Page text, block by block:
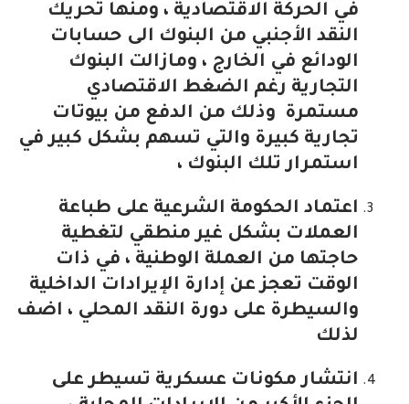
في الحركة الاقتصادية ، ومنها تحريك
النقد الأجنبي من البنوك الى حسابات
الودائع في الخارج ، ومازالت البنوك
التجارية رغم الضغط الاقتصادي
مستمرة وذلك من الدفع من بيوتات
تجارية كبيرة والتي تسهم بشكل كبير في
استمرار تلك البنوك ،
اعتماد الحكومة الشرعية على طباعة
العملات بشكل غير منطقي لتغطية
حاجتها من العملة الوطنية ، في ذات
الوقت تعجز عن إدارة الإيرادات الداخلية
والسيطرة على دورة النقد المحلي ، اضف
لذلك
انتشار مكونات عسكرية تسيطر على